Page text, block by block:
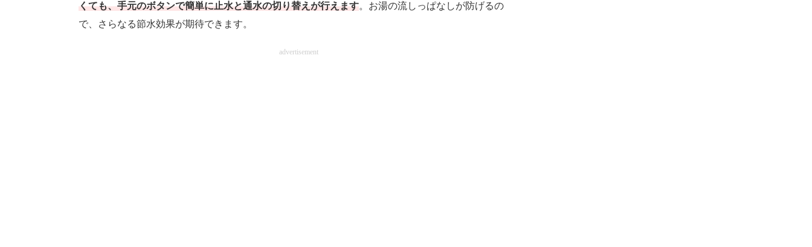
くても、手元のボタンで簡単に止水と通水の切り替えが行えます。お湯の流しっぱなしが防げるの
で、さらなる節水効果が期待できます。
advertisement